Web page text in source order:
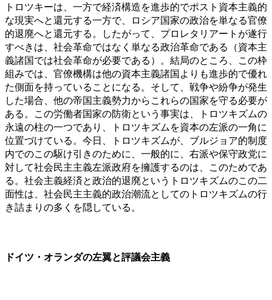
トロツキーは、一方で経済構造を進歩的でポスト資本主義的
な現実へと還元する一方で、ロシア国家の政治を単なる官僚
的退廃へと還元する。したがって、プロレタリアートが遂行
すべきは、社会革命ではなく単なる政治革命である（資本主
義諸国では社会革命が必要である）。結局のところ、この枠
組みでは、官僚機構は他の資本主義諸国よりも進歩的で優れ
た側面を持っていることになる。そして、戦争や紛争が発生
した場合、他の帝国主義勢力からこれらの国家を守る必要が
ある。この労働者国家の防衛という事実は、トロツキズムの
永遠の柱の一つであり、トロツキズムを資本の左派の一角に
位置づけている。今日、トロツキズムが、ブルジョア的制度
内でのこの駆け引きのために、一般的に、右派や保守政党に
対して社会民主主義左派政府を擁護するのは、このためであ
る。社会主義経済と政治的退廃というトロツキズムのこの二
面性は、社会民主主義的政治潮流としてのトロツキズムの行
き詰まりの多くを隠している。
ドイツ・オランダの左翼と評議会主義